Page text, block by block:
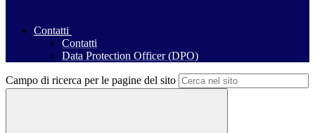
Contatti
Contatti
Data Protection Officer (DPO)
Campo di ricerca per le pagine del sito